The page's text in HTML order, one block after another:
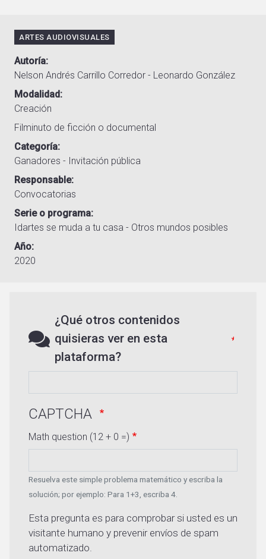
ARTES AUDIOVISUALES
Autoría
Nelson Andrés Carrillo Corredor - Leonardo González
Modalidad
Creación
Filminuto de ficción o documental
Categoría
Ganadores - Invitación pública
Responsable
Convocatorias
Serie o programa
Idartes se muda a tu casa - Otros mundos posibles
Año
2020
¿Qué otros contenidos
quisieras ver en esta
plataforma?
CAPTCHA
Math question (12 + 0 =)
Resuelva este simple problema matemático y escriba la
solución; por ejemplo: Para 1+3, escriba 4.
Esta pregunta es para comprobar si usted es un
visitante humano y prevenir envíos de spam
automatizado.